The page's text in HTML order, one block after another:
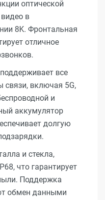
оптической
в
8K. Фронтальная
отличное
все
связи, включая 5G,
и
аккумулятор
долгую
и стекла,
что гарантирует
Поддержка
обмен данными